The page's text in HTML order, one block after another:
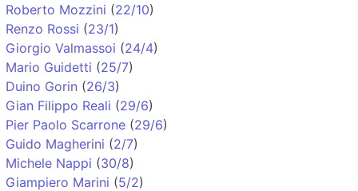
Roberto Mozzini (22/10)
Renzo Rossi (23/1)
Giorgio Valmassoi (24/4)
Mario Guidetti (25/7)
Duino Gorin (26/3)
Gian Filippo Reali (29/6)
Pier Paolo Scarrone (29/6)
Guido Magherini (2/7)
Michele Nappi (30/8)
Giampiero Marini (5/2)